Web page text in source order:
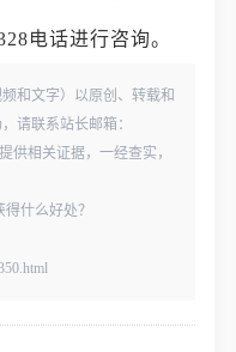
电话进行咨询。
和文字）以原创、转载和
请联系站长邮箱：
供相关证据，一经查实，
什么好处？